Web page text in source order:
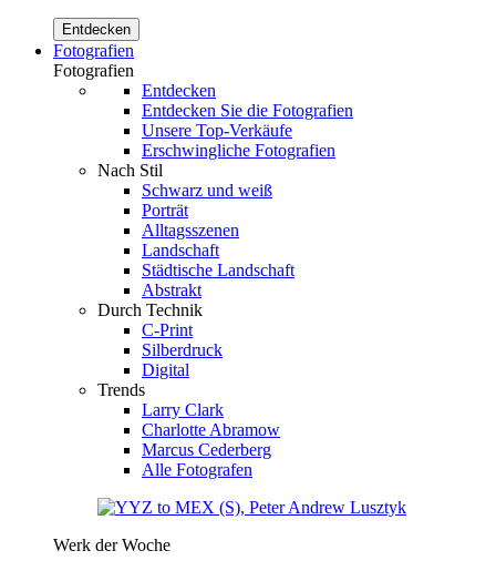
Entdecken
Fotografien
Fotografien
Entdecken
Entdecken Sie die Fotografien
Unsere Top-Verkäufe
Erschwingliche Fotografien
Nach Stil
Schwarz und weiß
Porträt
Alltagsszenen
Landschaft
Städtische Landschaft
Abstrakt
Durch Technik
C-Print
Silberdruck
Digital
Trends
Larry Clark
Charlotte Abramow
Marcus Cederberg
Alle Fotografen
Werk der Woche